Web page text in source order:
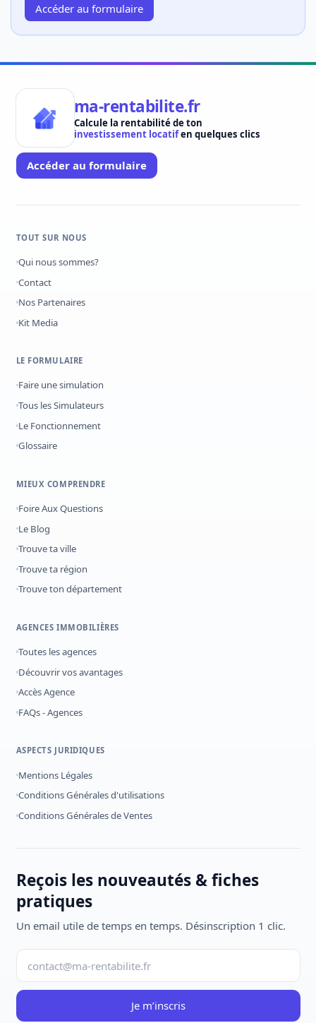
Accéder au formulaire
ma-rentabilite.fr
Calcule la rentabilité de ton
investissement locatifen quelques clics
Accéder au formulaire
TOUT SUR NOUS
Qui nous sommes?
Contact
Nos Partenaires
Kit Media
LE FORMULAIRE
Faire une simulation
Tous les Simulateurs
Le Fonctionnement
Glossaire
MIEUX COMPRENDRE
Foire Aux Questions
Le Blog
Trouve ta ville
Trouve ta région
Trouve ton département
AGENCES IMMOBILIÈRES
Toutes les agences
Découvrir vos avantages
Accès Agence
FAQs - Agences
ASPECTS JURIDIQUES
Mentions Légales
Conditions Générales d'utilisations
Conditions Générales de Ventes
Reçois les nouveautés & fiches
pratiques
Un email utile de temps en temps. Désinscription 1 clic.
Je m’inscris